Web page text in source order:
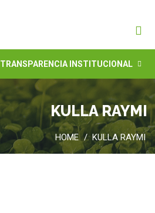
TRANSPARENCIA INSTITUCIONAL
KULLA RAYMI
HOME KULLA RAYMI